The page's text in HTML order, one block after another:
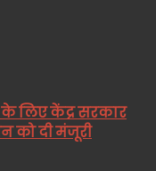
लिए केंद्र सरकार
को दी मंजूरी